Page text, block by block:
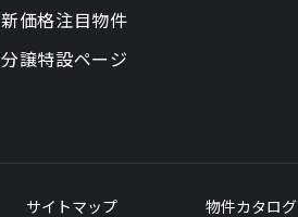
新価格注目物件
分譲特設ページ
サイトマップ 物件カタログ